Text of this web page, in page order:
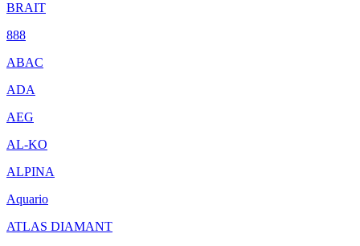
BRAIT
888
ABAC
ADA
AEG
AL-KO
ALPINA
Aquario
ATLAS DIAMANT